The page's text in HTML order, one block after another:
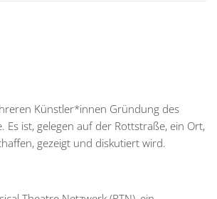
Künstler*innen Gründung des
Es ist, gelegen auf der Rottstraße, ein Ort,
gezeigt und diskutiert wird.